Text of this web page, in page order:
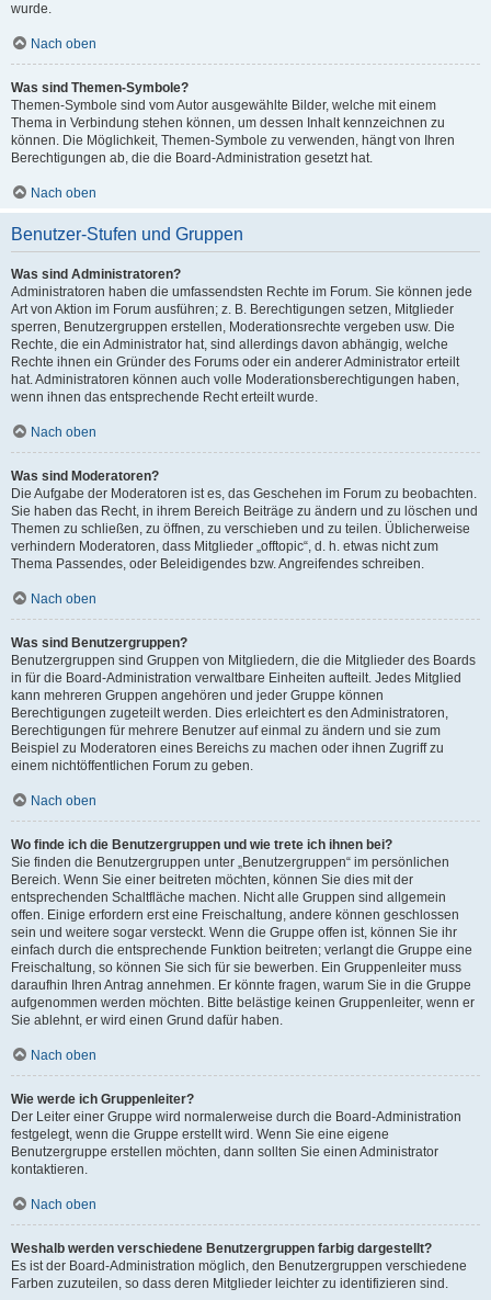
wurde.
Nach oben
Was sind Themen-Symbole?
Themen-Symbole sind vom Autor ausgewählte Bilder, welche mit einem
Thema in Verbindung stehen können, um dessen Inhalt kennzeichnen zu
können. Die Möglichkeit, Themen-Symbole zu verwenden, hängt von Ihren
Berechtigungen ab, die die Board-Administration gesetzt hat.
Nach oben
Benutzer-Stufen und Gruppen
Was sind Administratoren?
Administratoren haben die umfassendsten Rechte im Forum. Sie können jede
Art von Aktion im Forum ausführen; z. B. Berechtigungen setzen, Mitglieder
sperren, Benutzergruppen erstellen, Moderationsrechte vergeben usw. Die
Rechte, die ein Administrator hat, sind allerdings davon abhängig, welche
Rechte ihnen ein Gründer des Forums oder ein anderer Administrator erteilt
hat. Administratoren können auch volle Moderationsberechtigungen haben,
wenn ihnen das entsprechende Recht erteilt wurde.
Nach oben
Was sind Moderatoren?
Die Aufgabe der Moderatoren ist es, das Geschehen im Forum zu beobachten.
Sie haben das Recht, in ihrem Bereich Beiträge zu ändern und zu löschen und
Themen zu schließen, zu öffnen, zu verschieben und zu teilen. Üblicherweise
verhindern Moderatoren, dass Mitglieder „offtopic“, d. h. etwas nicht zum
Thema Passendes, oder Beleidigendes bzw. Angreifendes schreiben.
Nach oben
Was sind Benutzergruppen?
Benutzergruppen sind Gruppen von Mitgliedern, die die Mitglieder des Boards
in für die Board-Administration verwaltbare Einheiten aufteilt. Jedes Mitglied
kann mehreren Gruppen angehören und jeder Gruppe können
Berechtigungen zugeteilt werden. Dies erleichtert es den Administratoren,
Berechtigungen für mehrere Benutzer auf einmal zu ändern und sie zum
Beispiel zu Moderatoren eines Bereichs zu machen oder ihnen Zugriff zu
einem nichtöffentlichen Forum zu geben.
Nach oben
Wo finde ich die Benutzergruppen und wie trete ich ihnen bei?
Sie finden die Benutzergruppen unter „Benutzergruppen“ im persönlichen
Bereich. Wenn Sie einer beitreten möchten, können Sie dies mit der
entsprechenden Schaltfläche machen. Nicht alle Gruppen sind allgemein
offen. Einige erfordern erst eine Freischaltung, andere können geschlossen
sein und weitere sogar versteckt. Wenn die Gruppe offen ist, können Sie ihr
einfach durch die entsprechende Funktion beitreten; verlangt die Gruppe eine
Freischaltung, so können Sie sich für sie bewerben. Ein Gruppenleiter muss
daraufhin Ihren Antrag annehmen. Er könnte fragen, warum Sie in die Gruppe
aufgenommen werden möchten. Bitte belästige keinen Gruppenleiter, wenn er
Sie ablehnt, er wird einen Grund dafür haben.
Nach oben
Wie werde ich Gruppenleiter?
Der Leiter einer Gruppe wird normalerweise durch die Board-Administration
festgelegt, wenn die Gruppe erstellt wird. Wenn Sie eine eigene
Benutzergruppe erstellen möchten, dann sollten Sie einen Administrator
kontaktieren.
Nach oben
Weshalb werden verschiedene Benutzergruppen farbig dargestellt?
Es ist der Board-Administration möglich, den Benutzergruppen verschiedene
Farben zuzuteilen, so dass deren Mitglieder leichter zu identifizieren sind.